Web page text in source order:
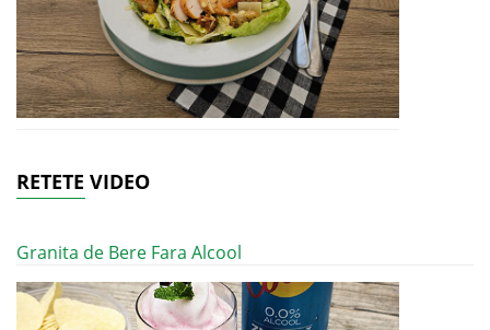
RETETE VIDEO
Granita de Bere Fara Alcool